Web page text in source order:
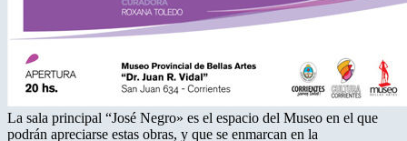
La sala principal “José Negro» es el espacio del Museo en el que
podrán apreciarse estas obras, y que se enmarcan en la